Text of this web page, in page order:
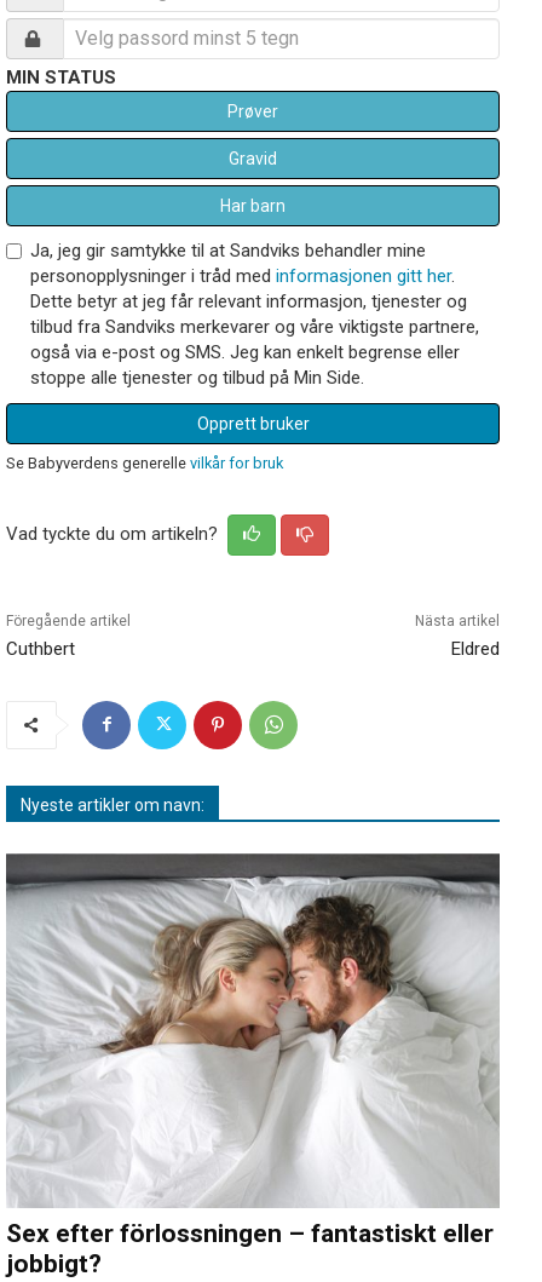
MIN STATUS
Prøver
Gravid
Har barn
Ja, jeg gir samtykke til at Sandviks behandler mine
personopplysninger i tråd med informasjonen gitt her.
Dette betyr at jeg får relevant informasjon, tjenester og
tilbud fra Sandviks merkevarer og våre viktigste partnere,
også via e-post og SMS. Jeg kan enkelt begrense eller
stoppe alle tjenester og tilbud på Min Side.
Opprett bruker
Se Babyverdens generelle vilkår for bruk
Vad tyckte du om artikeln?
Föregående artikel
Cuthbert
Nästa artikel
Eldred
Nyeste artikler om navn:
Sex efter förlossningen – fantastiskt eller
jobbigt?